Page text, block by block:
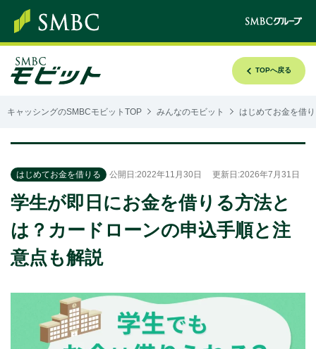
TOPへ戻る
キャッシングのSMBCモビットTOP みんなのモビット はじめてお金を借
はじめてお金を借りる 公開日:2022年11月30日 更新日:2026年7月31日
学生が即日にお金を借りる方法と
は？カードローンの申込手順と注
意点も解説